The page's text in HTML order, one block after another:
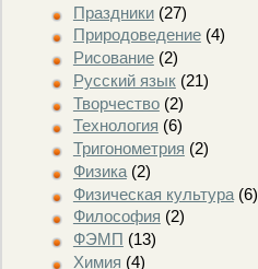
Праздники(27)
Природоведение(4)
Рисование(2)
Русский язык(21)
Творчество(2)
Технология (6)
Тригонометрия (2)
Физика(2)
Физическая культура(6)
Философия (2)
ФЭМП (13)
Химия (4)